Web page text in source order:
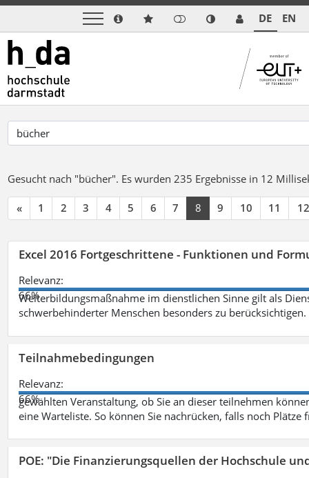
DE EN
Gesucht nach "bücher". Es wurden 235 Ergebnisse in 12
« 1 2 3 4 5 6 7 8 9 10 11 12
Excel 2016 Fortgeschrittene - Funktionen und
Relevanz:
66%
Weiterbildungsmaßnahme im dienstlichen Sinne gilt als
schwerbehinderter Menschen besonders zu berücksichtigen.
Teilnahmebedingungen
Relevanz:
66%
gewählten Veranstaltung, ob Sie an dieser teilnehmen
eine Warteliste. So können Sie nachrücken, falls noch Plätze
POE: "Die Finanzierungsquellen der Hochschule